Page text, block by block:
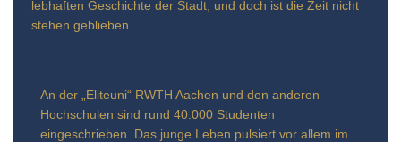
lebhaften Geschichte der Stadt, und doch ist die Zeit nicht
stehen geblieben.
An der „Eliteuni“ RWTH Aachen und den anderen
Hochschulen sind rund 40.000 Studenten
eingeschrieben. Das junge Leben pulsiert vor allem im